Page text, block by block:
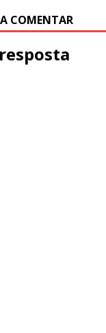
COMENTAR